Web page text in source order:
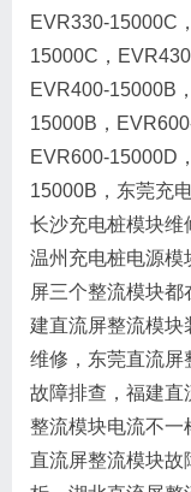
EVR330-15000C
15000C，
EVR400-15000B
15000B，
EVR600-15000D
15000B，东莞充
长沙充电桩模块维
温州充电桩电源模
屏三个整流模块
建直流屏整流模块
维修，东莞直流屏
故障排查，福建直
整流模块电流不一
直流屏整流模块故